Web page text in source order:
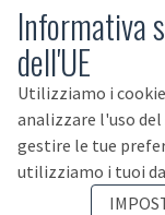
Informativa
dell'UE
Utilizziamo i
analizzare l'uso
gestire le tue
utilizziamo i tuoi